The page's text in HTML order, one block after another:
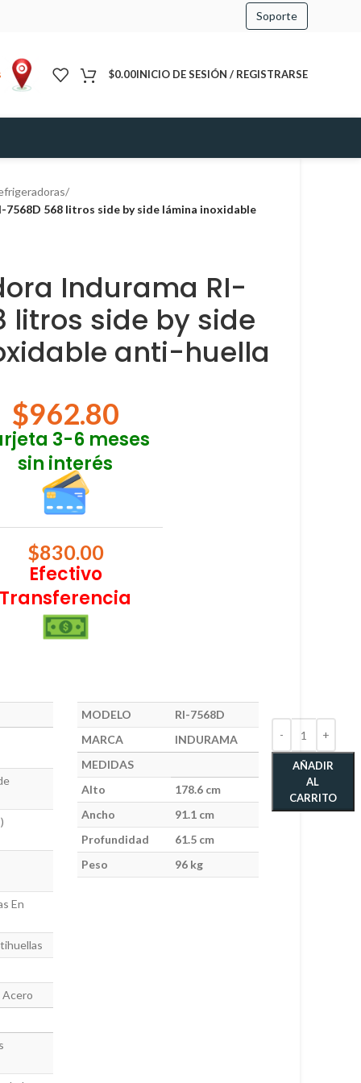
Soporte
$0.00INICIO DE SESIÓN / REGISTRARSE
/
7568D 568 litros side by side lámina inoxidable
Indurama RI-
litros side by side
anti-huella
$962.80
3-6 meses
sin interés
$830.00
Efectivo
Transferencia
En
Acero
MODELO
RI-7568D
MARCA
INDURAMA
MEDIDAS
Alto
178.6 cm
Ancho
91.1 cm
Profundidad
61.5 cm
Peso
96 kg
AÑADIR
AL
CARRITO